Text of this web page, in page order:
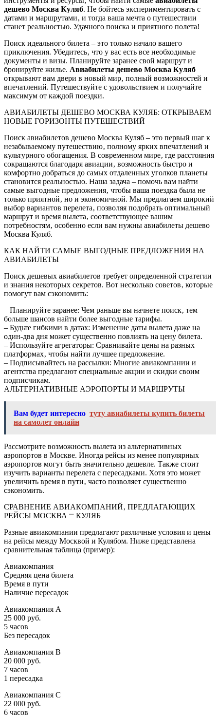
дешево Москва Куляб. Не бойтесь экспериментировать с
датами и маршрутами‚ и тогда ваша мечта о путешествии
станет реальностью. Удачного поиска и приятного полета!
Поиск идеального билета – это только начало вашего
приключения. Убедитесь‚ что у вас есть все необходимые
документы и визы. Планируйте заранее свой маршрут и
бронируйте жилье. Авиабилеты дешево Москва Куляб
открывают вам двери в новый мир‚ полный возможностей и
впечатлений. Путешествуйте с удовольствием и получайте
максимум от каждой поездки.
АВИАБИЛЕТЫ ДЕШЕВО МОСКВА КУЛЯБ: ОТКРЫВАЕМ
НОВЫЕ ГОРИЗОНТЫ ПУТЕШЕСТВИЙ
Поиск авиабилетов дешево Москва Куляб – это первый шаг к
незабываемому путешествию‚ полному ярких впечатлений и
культурного обогащения. В современном мире‚ где расстояния
сокращаются благодаря авиации‚ возможность быстро и
комфортно добраться до самых отдаленных уголков планеты
становится реальностью. Наша задача – помочь вам найти
самые выгодные предложения‚ чтобы ваша поездка была не
только приятной‚ но и экономичной. Мы предлагаем широкий
выбор вариантов перелета‚ позволяя подобрать оптимальный
маршрут и время вылета‚ соответствующее вашим
потребностям‚ особенно если вам нужны авиабилеты дешево
Москва Куляб.
КАК НАЙТИ САМЫЕ ВЫГОДНЫЕ ПРЕДЛОЖЕНИЯ НА
АВИАБИЛЕТЫ
Поиск дешевых авиабилетов требует определенной стратегии
и знания некоторых секретов. Вот несколько советов‚ которые
помогут вам сэкономить:
– Планируйте заранее: Чем раньше вы начнете поиск‚ тем
больше шансов найти более выгодные тарифы.
– Будьте гибкими в датах: Изменение даты вылета даже на
один-два дня может существенно повлиять на цену билета.
– Используйте агрегаторы: Сравнивайте цены на разных
платформах‚ чтобы найти лучшее предложение.
– Подписывайтесь на рассылки: Многие авиакомпании и
агентства предлагают специальные акции и скидки своим
подписчикам.
АЛЬТЕРНАТИВНЫЕ АЭРОПОРТЫ И МАРШРУТЫ
Вам будет интересно туту авиабилеты купить билеты
на самолет онлайн
Рассмотрите возможность вылета из альтернативных
аэропортов в Москве. Иногда рейсы из менее популярных
аэропортов могут быть значительно дешевле. Также стоит
изучить варианты перелета с пересадками. Хотя это может
увеличить время в пути‚ часто позволяет существенно
сэкономить.
СРАВНЕНИЕ АВИАКОМПАНИЙ‚ ПРЕДЛАГАЮЩИХ
РЕЙСЫ МОСКВА ⎻ КУЛЯБ
Разные авиакомпании предлагают различные условия и цены
на рейсы между Москвой и Кулябом. Ниже представлена
сравнительная таблица (пример):
Авиакомпания
Средняя цена билета
Время в пути
Наличие пересадок
Авиакомпания A
25 000 руб.
5 часов
Без пересадок
Авиакомпания B
20 000 руб.
7 часов
1 пересадка
Авиакомпания C
22 000 руб.
6 часов